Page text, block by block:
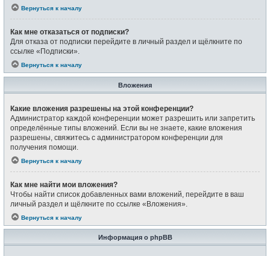
Вернуться к началу
Как мне отказаться от подписки?
Для отказа от подписки перейдите в личный раздел и щёлкните по
ссылке «Подписки».
Вернуться к началу
Вложения
Какие вложения разрешены на этой конференции?
Администратор каждой конференции может разрешить или запретить
определённые типы вложений. Если вы не знаете, какие вложения
разрешены, свяжитесь с администратором конференции для
получения помощи.
Вернуться к началу
Как мне найти мои вложения?
Чтобы найти список добавленных вами вложений, перейдите в ваш
личный раздел и щёлкните по ссылке «Вложения».
Вернуться к началу
Информация о phpBB